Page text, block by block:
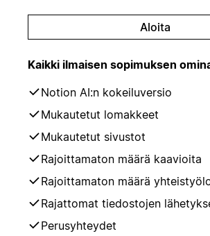
Aloita
Kaikki ilmaisen sopimuksen
Notion AI:n kokeiluversio
Mukautetut lomakkeet
Mukautetut sivustot
Rajoittamaton määrä kaavioita
Rajoittamaton määrä
Rajattomat tiedostojen
Perusyhteydet